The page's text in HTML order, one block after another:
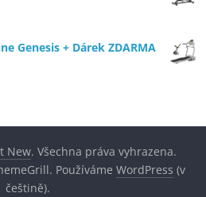
Genesis + Dárek ZDARMA
New. Všechna práva vyhrazena.
Používáme WordPress (v
češtině).